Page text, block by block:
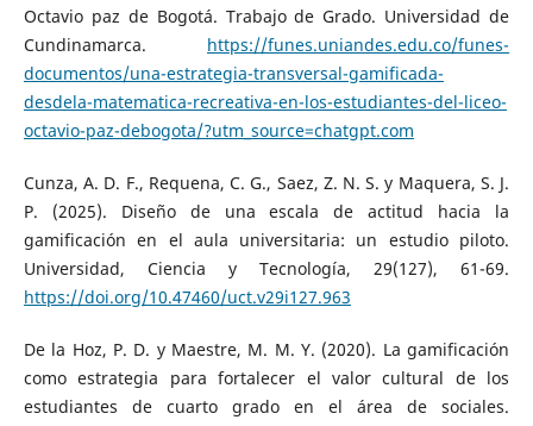
Octavio paz de Bogotá. Trabajo de Grado. Universidad de
Cundinamarca. https://funes.uniandes.edu.co/funes-
documentos/una-estrategia-transversal-gamificada-
desdela-matematica-recreativa-en-los-estudiantes-del-liceo-
octavio-paz-debogota/?utm_source=chatgpt.com
Cunza, A. D. F., Requena, C. G., Saez, Z. N. S. y Maquera, S. J.
P. (2025). Diseño de una escala de actitud hacia la
gamificación en el aula universitaria: un estudio piloto.
Universidad, Ciencia y Tecnología, 29(127), 61-69.
https://doi.org/10.47460/uct.v29i127.963
De la Hoz, P. D. y Maestre, M. M. Y. (2020). La gamificación
como estrategia para fortalecer el valor cultural de los
estudiantes de cuarto grado en el área de sociales.